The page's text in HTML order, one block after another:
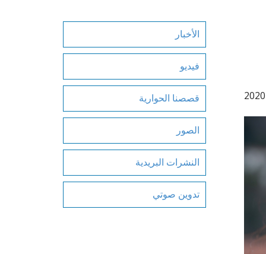
الأخبار
فيديو
قصصنا الحوارية
الصور
النشرات البريدية
تدوين صوتي